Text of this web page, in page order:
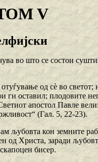
V
во што се состои
од сѐ во светот;
ги оставил; плодовите
апостол Павле
(Гал. 5, 22-23).
љубовта кон земните
од Христа, заради
бисер.